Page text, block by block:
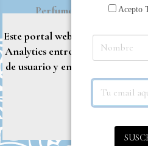
Perfumería Nadia2017 |
Este portal web utiliza cookies
Analytics entre otros) para
de usuario y entregar contenido
Rechazar
Más
Acepto